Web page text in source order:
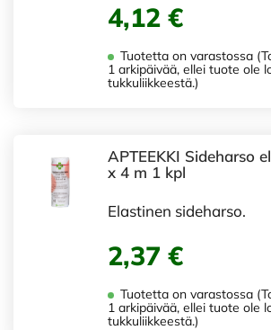
4,12 €
Tuotetta on varastossa
1 arkipäivää, ellei tuote ole
tukkuliikkeestä.)
APTEEKKI Sideharso
x 4 m 1 kpl
Elastinen sideharso.
2,37 €
Tuotetta on varastossa
1 arkipäivää, ellei tuote ole
tukkuliikkeestä.)